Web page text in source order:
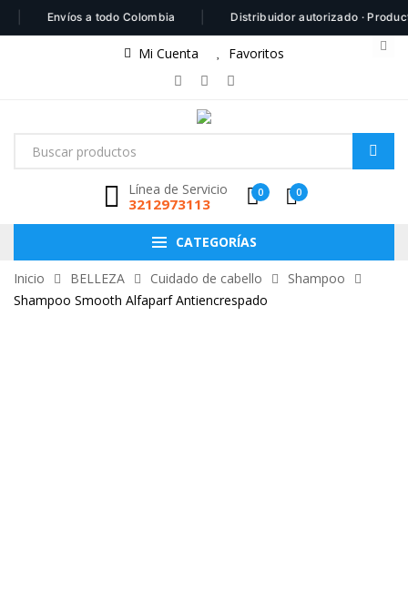
Envíos a todo Colombia | Distribuidor autorizado · Productos
Mi Cuenta Favoritos
Línea de Servicio
3212973113
0 0
CATEGORÍAS
Inicio BELLEZA Cuidado de cabello
Shampoo
Shampoo Smooth Alfaparf Antiencrespado